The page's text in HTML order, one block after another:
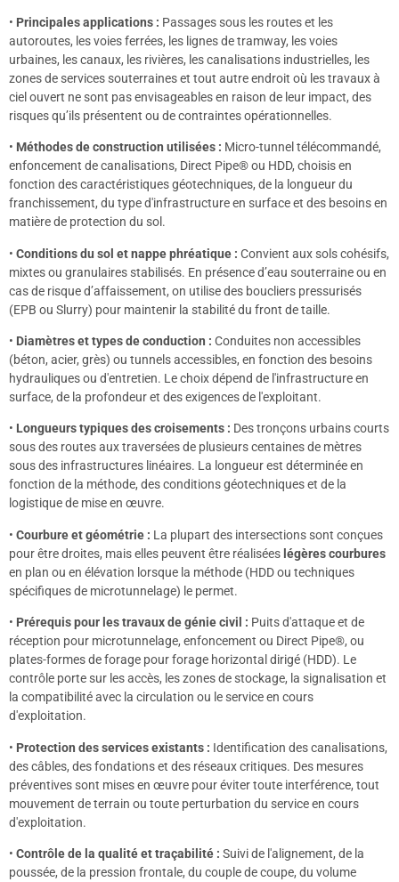
• Principales applications : Passages sous les routes et les
autoroutes, les voies ferrées, les lignes de tramway, les voies
urbaines, les canaux, les rivières, les canalisations industrielles, les
zones de services souterraines et tout autre endroit où les travaux à
ciel ouvert ne sont pas envisageables en raison de leur impact, des
risques qu’ils présentent ou de contraintes opérationnelles.
• Méthodes de construction utilisées : Micro-tunnel télécommandé,
enfoncement de canalisations, Direct Pipe® ou HDD, choisis en
fonction des caractéristiques géotechniques, de la longueur du
franchissement, du type d'infrastructure en surface et des besoins en
matière de protection du sol.
• Conditions du sol et nappe phréatique : Convient aux sols cohésifs,
mixtes ou granulaires stabilisés. En présence d’eau souterraine ou en
cas de risque d’affaissement, on utilise des boucliers pressurisés
(EPB ou Slurry) pour maintenir la stabilité du front de taille.
• Diamètres et types de conduction : Conduites non accessibles
(béton, acier, grès) ou tunnels accessibles, en fonction des besoins
hydrauliques ou d'entretien. Le choix dépend de l'infrastructure en
surface, de la profondeur et des exigences de l'exploitant.
• Longueurs typiques des croisements : Des tronçons urbains courts
sous des routes aux traversées de plusieurs centaines de mètres
sous des infrastructures linéaires. La longueur est déterminée en
fonction de la méthode, des conditions géotechniques et de la
logistique de mise en œuvre.
• Courbure et géométrie : La plupart des intersections sont conçues
pour être droites, mais elles peuvent être réalisées légères courbures
en plan ou en élévation lorsque la méthode (HDD ou techniques
spécifiques de microtunnelage) le permet.
• Prérequis pour les travaux de génie civil : Puits d'attaque et de
réception pour microtunnelage, enfoncement ou Direct Pipe®, ou
plates-formes de forage pour forage horizontal dirigé (HDD). Le
contrôle porte sur les accès, les zones de stockage, la signalisation et
la compatibilité avec la circulation ou le service en cours
d'exploitation.
• Protection des services existants : Identification des canalisations,
des câbles, des fondations et des réseaux critiques. Des mesures
préventives sont mises en œuvre pour éviter toute interférence, tout
mouvement de terrain ou toute perturbation du service en cours
d'exploitation.
• Contrôle de la qualité et traçabilité : Suivi de l'alignement, de la
poussée, de la pression frontale, du couple de coupe, du volume